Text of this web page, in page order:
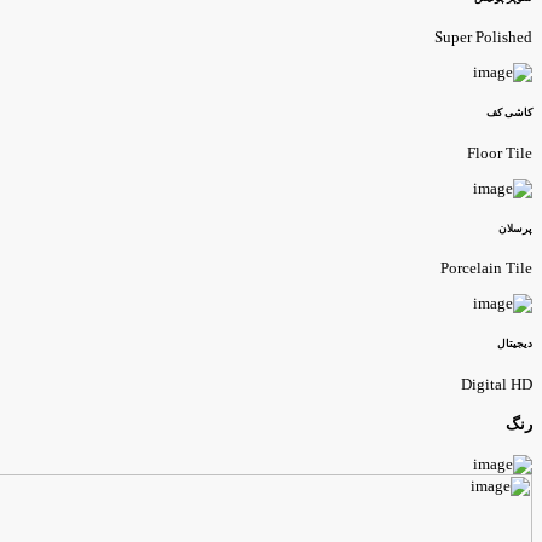
Super
کف
Floor
Porcelain
Digital